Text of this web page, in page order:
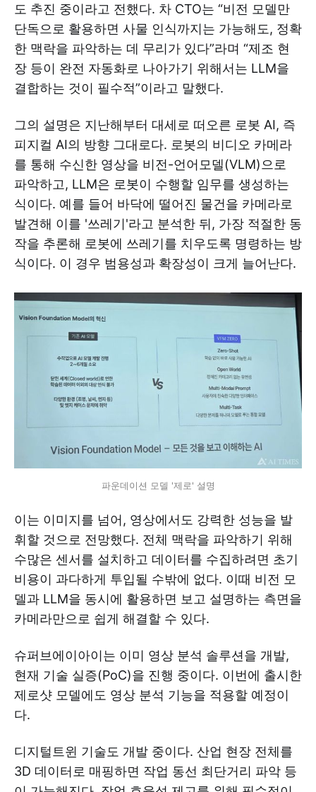
도 추진 중이라고 전했다. 차 CTO는 “비전 모델만
단독으로 활용하면 사물 인식까지는 가능해도, 정확
한 맥락을 파악하는 데 무리가 있다”라며 “제조 현
장 등이 완전 자동화로 나아가기 위해서는 LLM을
결합하는 것이 필수적”이라고 말했다.
그의 설명은 지난해부터 대세로 떠오른 로봇 AI, 즉
피지컬 AI의 방향 그대로다. 로봇의 비디오 카메라
를 통해 수신한 영상을 비전-언어모델(VLM)으로
파악하고, LLM은 로봇이 수행할 임무를 생성하는
식이다. 예를 들어 바닥에 떨어진 물건을 카메라로
발견해 이를 '쓰레기'라고 분석한 뒤, 가장 적절한 동
작을 추론해 로봇에 쓰레기를 치우도록 명령하는 방
식이다. 이 경우 범용성과 확장성이 크게 늘어난다.
파운데이션 모델 '제로' 설명
이는 이미지를 넘어, 영상에서도 강력한 성능을 발
휘할 것으로 전망했다. 전체 맥락을 파악하기 위해
수많은 센서를 설치하고 데이터를 수집하려면 초기
비용이 과다하게 투입될 수밖에 없다. 이때 비전 모
델과 LLM을 동시에 활용하면 보고 설명하는 측면을
카메라만으로 쉽게 해결할 수 있다.
슈퍼브에이아이는 이미 영상 분석 솔루션을 개발,
현재 기술 실증(PoC)을 진행 중이다. 이번에 출시한
제로샷 모델에도 영상 분석 기능을 적용할 예정이
다.
디지털트윈 기술도 개발 중이다. 산업 현장 전체를
3D 데이터로 매핑하면 작업 동선 최단거리 파악 등